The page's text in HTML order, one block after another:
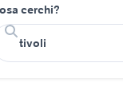
cerchi?